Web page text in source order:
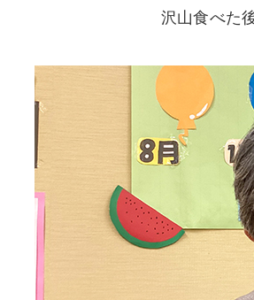
沢山食べた